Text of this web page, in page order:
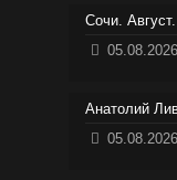
Сочи.
05.08.2026
Анатолий
05.08.2026